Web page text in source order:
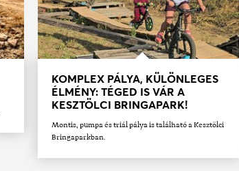
KOMPLEX PÁLYA, KÜLÖNLEGES
ÉLMÉNY: TÉGED IS VÁR A
KESZTÖLCI BRINGAPARK!
Montis, pumpa és triál pálya is található a Kesztölci
Bringaparkban.